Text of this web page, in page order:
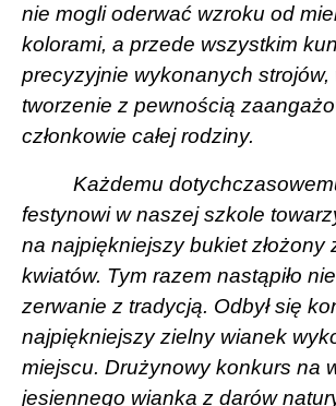
nie mogli oderwać wzroku od
kolorami, a przede wszystkim
precyzyjnie wykonanych strojów,
tworzenie z pewnością
członkowie całej rodziny.
Każdemu
festynowi w naszej szkole
na najpiękniejszy bukiet złożony
kwiatów. Tym razem nastąpiło
zerwanie z tradycją. Odbył się
najpiękniejszy zielny wianek
miejscu. Drużynowy konkurs na
jesiennego wianka z darów